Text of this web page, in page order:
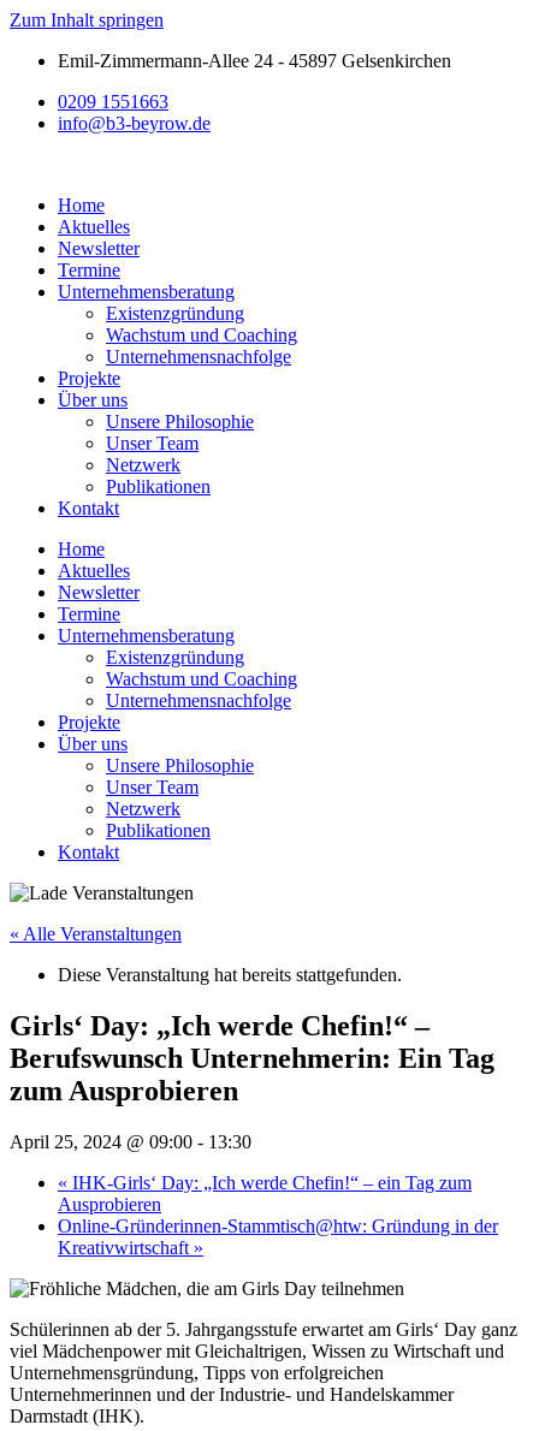
Zum Inhalt springen
Emil-Zimmermann-Allee 24 - 45897 Gelsenkirchen
0209 1551663
info@b3-beyrow.de
Home
Aktuelles
Newsletter
Termine
Unternehmensberatung
Existenzgründung
Wachstum und Coaching
Unternehmensnachfolge
Projekte
Über uns
Unsere Philosophie
Unser Team
Netzwerk
Publikationen
Kontakt
Home
Aktuelles
Newsletter
Termine
Unternehmensberatung
Existenzgründung
Wachstum und Coaching
Unternehmensnachfolge
Projekte
Über uns
Unsere Philosophie
Unser Team
Netzwerk
Publikationen
Kontakt
« Alle Veranstaltungen
Diese Veranstaltung hat bereits stattgefunden.
Girls‘ Day: „Ich werde Chefin!“ –
Berufswunsch Unternehmerin: Ein Tag
zum Ausprobieren
April 25, 2024 @ 09:00 - 13:30
« IHK-Girls‘ Day: „Ich werde Chefin!“ – ein Tag zum
Ausprobieren
Online-Gründerinnen-Stammtisch@htw: Gründung in der
Kreativwirtschaft »
Schülerinnen ab der 5. Jahrgangsstufe erwartet am Girls‘ Day ganz
viel Mädchenpower mit Gleichaltrigen, Wissen zu Wirtschaft und
Unternehmensgründung, Tipps von erfolgreichen
Unternehmerinnen und der Industrie- und Handelskammer
Darmstadt (IHK).